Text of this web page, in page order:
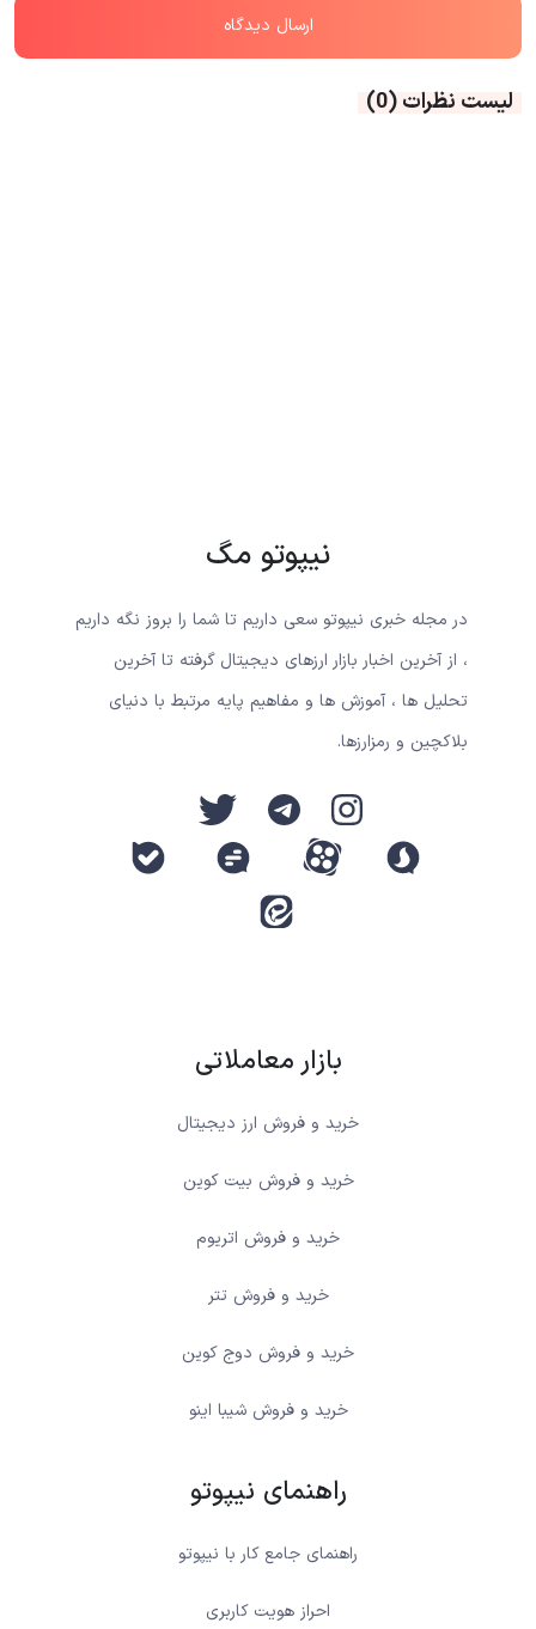
لیست نظرات(0)
نیپوتو مگ
در مجله خبری نیپوتو سعی داریم تا شما را بروز نگه داریم
، از آخرین اخبار بازار ارزهای دیجیتال گرفته تا آخرین
تحلیل ها ، آموزش ها و مفاهیم پایه مرتبط با دنیای
بلاکچین و رمزارزها.
بازار معاملاتی
خرید و فروش ارز دیجیتال
خرید و فروش بیت کوین
خرید و فروش اتریوم
خرید و فروش تتر
خرید و فروش دوج کوین
خرید و فروش شیبا اینو
راهنمای نیپوتو
راهنمای جامع کار با نیپوتو
احراز هویت کاربری